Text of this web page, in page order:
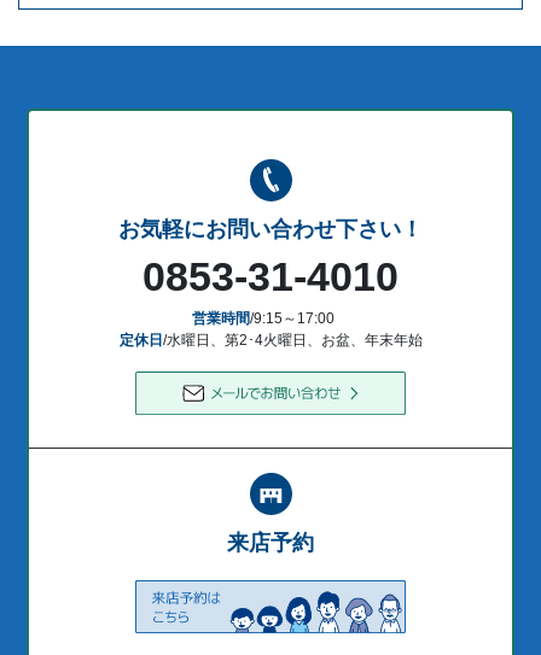
お気軽にお問い合わせ下さい！
0853-31-4010
営業時間/9:15～17:00
定休日 /水曜日、第2･4火曜日、お盆、年末年始
来店予約